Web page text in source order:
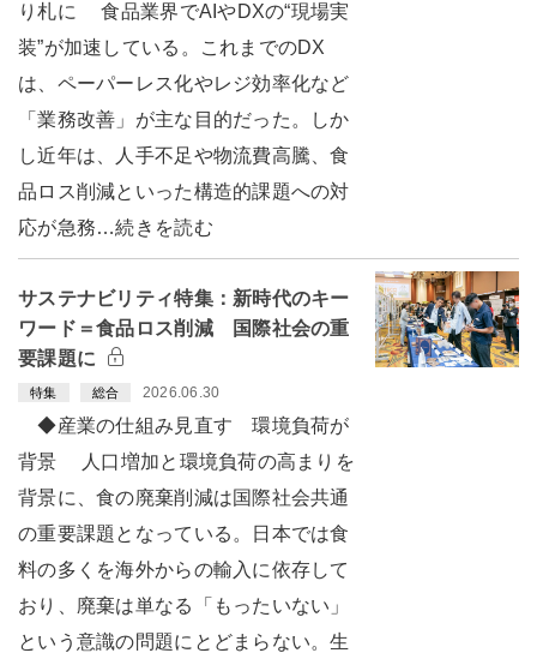
り札に 食品業界でAIやDXの“現場実
装”が加速している。これまでのDX
は、ペーパーレス化やレジ効率化など
「業務改善」が主な目的だった。しか
し近年は、人手不足や物流費高騰、食
品ロス削減といった構造的課題への対
応が急務…続きを読む
サステナビリティ特集：新時代のキー
ワード＝食品ロス削減 国際社会の重
要課題に
特集 総合 2026.06.30
◆産業の仕組み見直す 環境負荷が
背景 人口増加と環境負荷の高まりを
背景に、食の廃棄削減は国際社会共通
の重要課題となっている。日本では食
料の多くを海外からの輸入に依存して
おり、廃棄は単なる「もったいない」
という意識の問題にとどまらない。生